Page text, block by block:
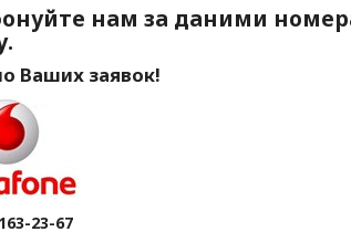
нам за даними
Ваших заявок!
23-67